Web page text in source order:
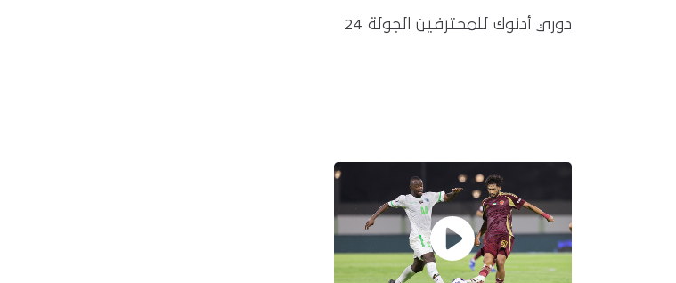
دوري أدنوك للمحترفين الجولة 24